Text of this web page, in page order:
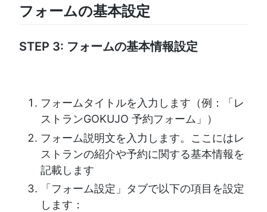
フォームの基本設定
STEP 3: フォームの基本情報設定
フォームタイトルを入力します（例：「レ
ストランGOKUJO 予約フォーム」）
フォーム説明文を入力します。ここにはレ
ストランの紹介や予約に関する基本情報を
記載します
「フォーム設定」タブで以下の項目を設定
します：